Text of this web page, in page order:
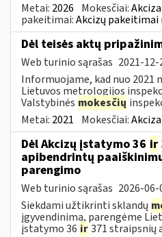
Metai: 2026 Mokesčiai:
pakeitimai:Akcizų pakeitimai
Dėl teisės aktų
Web turinio sąrašas 2021-12-
Informuojame, kad nuo 2021
Lietuvos metrologijos
Valstybinės mokesčių
Metai: 2021 Mokesčiai:
Dėl Akcizų įstatymo 36 ir
apibendrintų
parengimo
Web turinio sąrašas 2026-06-
Siekdami užtikrinti sklandų
įgyvendinimą, parengėme
įstatymo 36 ir371 straipsnių